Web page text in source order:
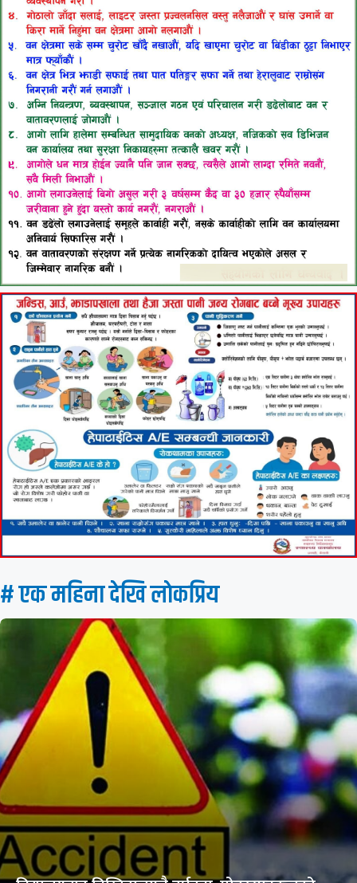
# एक महिना देखि लाेकप्रिय